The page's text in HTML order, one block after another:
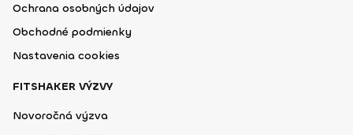
Ochrana osobných údajov
Obchodné podmienky
Nastavenia cookies
FITSHAKER VÝZVY
Novoročná výzva